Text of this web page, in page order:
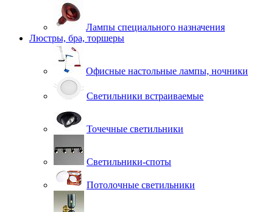
Лампы специального назначения
Люстры, бра, торшеры
Офисные настольные лампы, ночники
Светильники встраиваемые
Точечные светильники
Светильники-споты
Потолочные светильники